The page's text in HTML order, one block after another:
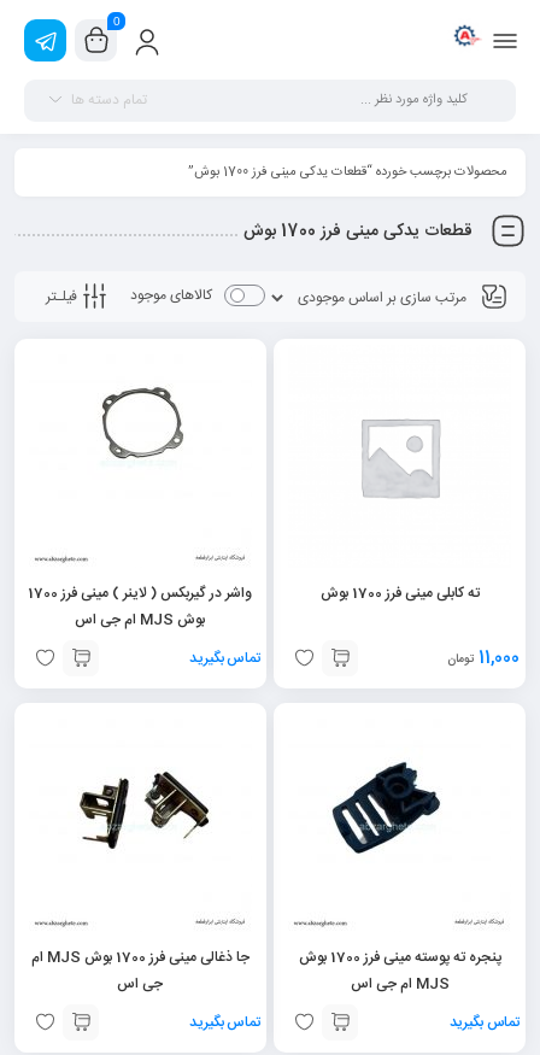
0
تمام دسته ها
محصولات برچسب خورده “قطعات یدکی مینی فرز 1700 بوش”
قطعات یدکی مینی فرز 1700 بوش
فیلـتر کالاهای موجود
ته کابلی مینی فرز 1700 بوش
11,000 تومان
واشر در گیربکس ( لاینر ) مینی فرز 1700
بوش MJS ام جی اس
تماس بگیرید
پنجره ته پوسته مینی فرز 1700 بوش
MJS ام جی اس
تماس بگیرید
جا ذغالی مینی فرز 1700 بوش MJS ام
جی اس
تماس بگیرید